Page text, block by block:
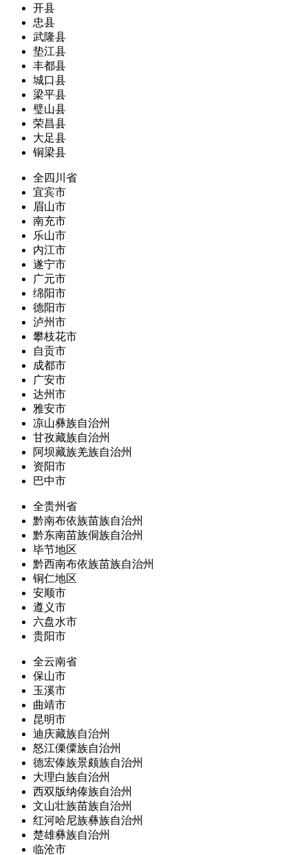
开县
忠县
武隆县
垫江县
丰都县
城口县
梁平县
璧山县
荣昌县
大足县
铜梁县
全四川省
宜宾市
眉山市
南充市
乐山市
内江市
遂宁市
广元市
绵阳市
德阳市
泸州市
攀枝花市
自贡市
成都市
广安市
达州市
雅安市
凉山彝族自治州
甘孜藏族自治州
阿坝藏族羌族自治州
资阳市
巴中市
全贵州省
黔南布依族苗族自治州
黔东南苗族侗族自治州
毕节地区
黔西南布依族苗族自治州
铜仁地区
安顺市
遵义市
六盘水市
贵阳市
全云南省
保山市
玉溪市
曲靖市
昆明市
迪庆藏族自治州
怒江傈僳族自治州
德宏傣族景颇族自治州
大理白族自治州
西双版纳傣族自治州
文山壮族苗族自治州
红河哈尼族彝族自治州
楚雄彝族自治州
临沧市